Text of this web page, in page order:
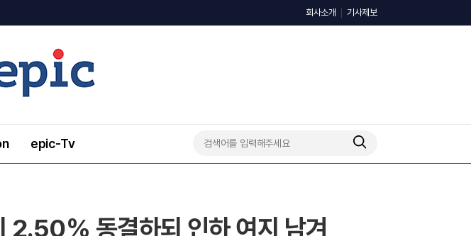
회사소개 기사제보
epic-Tv
2.50% 동결하되 인하 여지 남겨